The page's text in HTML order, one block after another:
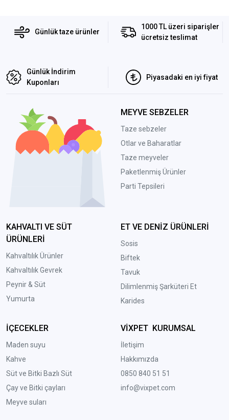
Günlük taze ürünler
1000 TL üzeri siparişler
ücretsiz teslimat
Günlük İndirim
Kuponları
Piyasadaki en iyi fiyat
MEYVE SEBZELER
Taze sebzeler
Otlar ve Baharatlar
Taze meyveler
Paketlenmiş Ürünler
Parti Tepsileri
KAHVALTI VE SÜT
ÜRÜNLERİ
Kahvaltılık Ürünler
Kahvaltılık Gevrek
Peynir & Süt
Yumurta
ET VE DENİZ ÜRÜNLERİ
Sosis
Biftek
Tavuk
Dilimlenmiş Şarküteri Et
Karides
İÇECEKLER
Maden suyu
Kahve
Süt ve Bitki Bazlı Süt
Çay ve Bitki çayları
Meyve suları
VİXPET KURUMSAL
İletişim
Hakkımızda
0850 840 51 51
info@vixpet.com